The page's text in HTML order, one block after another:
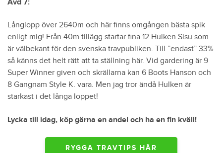
Avd 7:
Långlopp över 2640m och här finns omgången bästa spik
enligt mig! Från 40m tillägg startar fina 12 Hulken Sisu som
är välbekant för den svenska travpubliken. Till ”endast” 33%
så känns det helt rätt att ta ställning här. Vid gardering är 9
Super Winner given och skrällarna kan 6 Boots Hanson och
8 Gangnam Style K. vara. Men jag tror ändå Hulken är
starkast i det långa loppet!
Lycka till idag, köp gärna en andel och ha en fin kväll!
RYGGA TRAVTIPS HÄR